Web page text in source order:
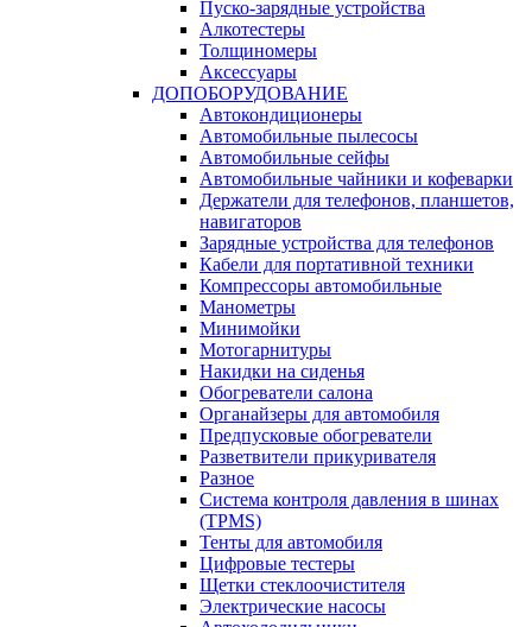
Пуско-зарядные устройства
Алкотестеры
Толщиномеры
Аксессуары
ДОПОБОРУДОВАНИЕ
Автокондиционеры
Автомобильные пылесосы
Автомобильные сейфы
Автомобильные чайники и кофеварки
Держатели для телефонов, планшетов,
навигаторов
Зарядные устройства для телефонов
Кабели для портативной техники
Компрессоры автомобильные
Манометры
Минимойки
Мотогарнитуры
Накидки на сиденья
Обогреватели салона
Органайзеры для автомобиля
Предпусковые обогреватели
Разветвители прикуривателя
Разное
Система контроля давления в шинах
(TPMS)
Тенты для автомобиля
Цифровые тестеры
Щетки стеклоочистителя
Электрические насосы